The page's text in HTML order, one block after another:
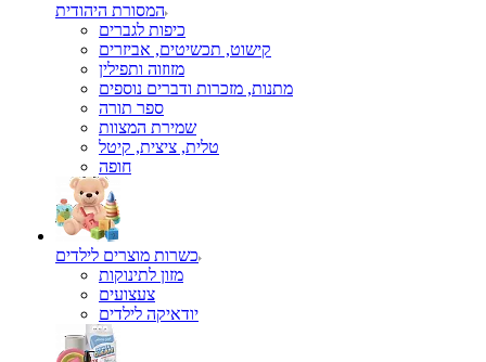
המסורת היהודית
כיפות לגברים
קישוט, תכשיטים, אביזרים
מזוזוה ותפילין
מתנות, מזכרות ודברים נוספים
ספר תורה
שמירת המצוות
טלית, ציצית, קיטל
כשרות מוצרים לילדים
מזון לתינוקות
צעצועים
יודאיקה לילדים